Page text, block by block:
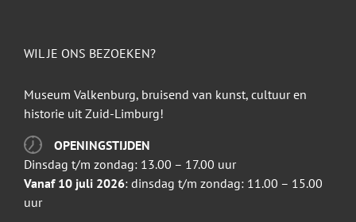
WIL JE ONS BEZOEKEN?
Museum Valkenburg, bruisend van kunst, cultuur en
historie uit Zuid-Limburg!
OPENINGSTIJDEN
Dinsdag t/m zondag: 13.00 – 17.00 uur
Vanaf 10 juli 2026: dinsdag t/m zondag: 11.00 – 15.00
uur